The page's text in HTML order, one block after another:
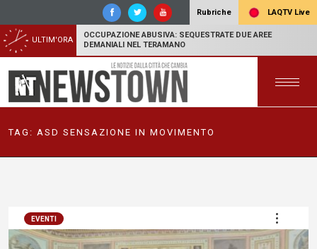
Rubriche LAQTV Live
ULTIM'ORA
OCCUPAZIONE ABUSIVA: SEQUESTRATE DUE AREE
DEMANIALI NEL TERAMANO
TAG: ASD SENSAZIONE IN MOVIMENTO
EVENTI